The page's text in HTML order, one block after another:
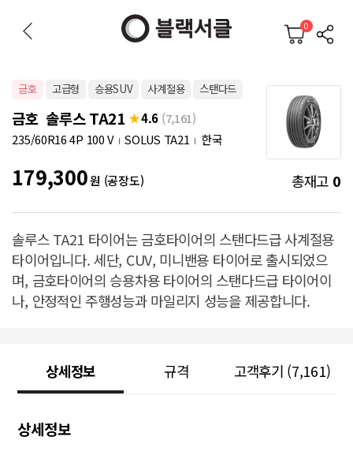
0
금호 고급형 승용SUV 사계절용 스탠다드
금호 솔루스 TA21 4.6 (7,161)
235/60R16 4P 100 V
SOLUS TA21 한국
179,300원 (공장도) 총재고 0
솔루스 TA21 타이어는 금호타이어의 스탠다드급 사계절용
타이어입니다. 세단, CUV, 미니밴용 타이어로 출시되었으
며, 금호타이어의 승용차용 타이어의 스탠다드급 타이어이
나, 안정적인 주행성능과 마일리지 성능을 제공합니다.
상세정보 규격 고객후기 (7,161)
상세정보